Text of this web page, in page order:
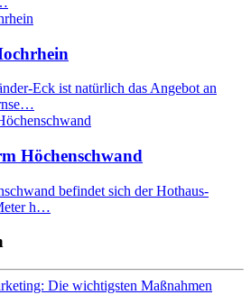
Eck ist natürlich das Angebot an
Höchenschwand
befindet sich der Hothaus-
h…